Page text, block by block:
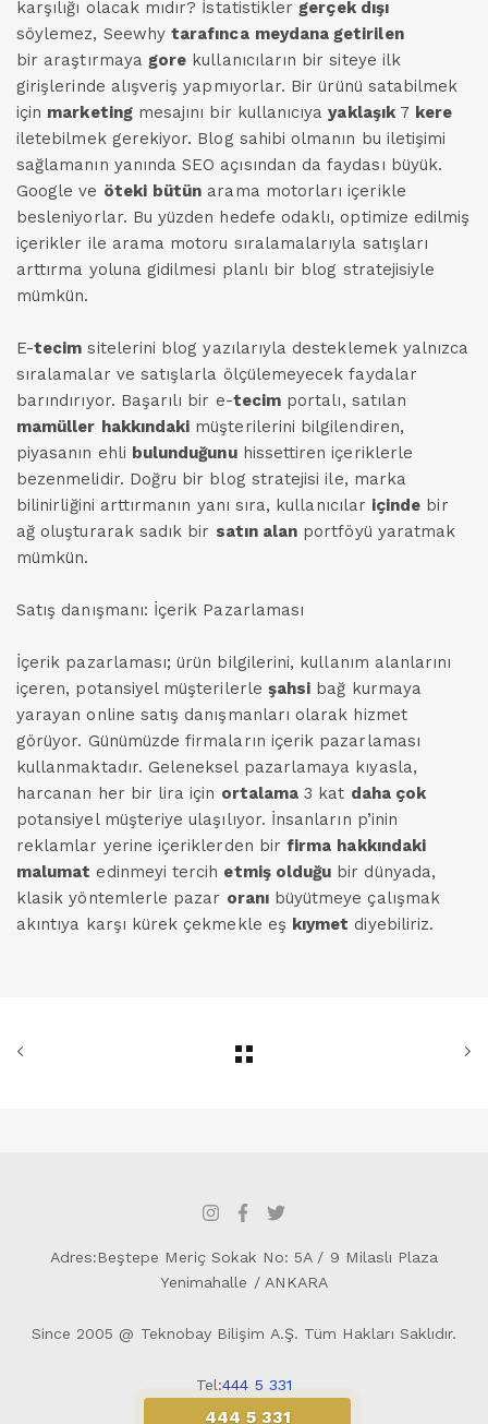
444 5 331
karşılığı olacak mıdır? İstatistikler gerçek dışı
söylemez, Seewhytarafınca meydana getirilen
bir araştırmaya gore kullanıcıların bir siteye ilk
girişlerinde alışveriş yapmıyorlar. Bir ürünü satabilmek
için marketingmesajını bir kullanıcıyayaklaşık7 kere
iletebilmek gerekiyor. Blog sahibi olmanın bu iletişimi
sağlamanın yanında SEO açısından da faydası büyük.
Google ve öteki bütün arama motorları içerikle
besleniyorlar. Bu yüzden hedefe odaklı, optimize edilmiş
içerikler ile arama motoru sıralamalarıyla satışları
arttırma yoluna gidilmesi planlı bir blog stratejisiyle
mümkün.
E-tecim sitelerini blog yazılarıyla desteklemek yalnızca
sıralamalar ve satışlarla ölçülemeyecek faydalar
barındırıyor. Başarılı bir e-tecim portalı, satılan
mamüller hakkındaki müşterilerini bilgilendiren,
piyasanın ehli bulunduğunuhissettiren içeriklerle
bezenmelidir. Doğru bir blog stratejisi ile, marka
bilinirliğini arttırmanın yanı sıra, kullanıcılar içinde bir
ağ oluşturarak sadık bir satın alan portföyü yaratmak
mümkün.
Satış danışmanı: İçerik Pazarlaması
İçerik pazarlaması; ürün bilgilerini, kullanım alanlarını
içeren, potansiyel müşterilerle şahsi bağ kurmaya
yarayan online satış danışmanları olarak hizmet
görüyor. Günümüzde firmaların içerik pazarlaması
kullanmaktadır. Geleneksel pazarlamaya kıyasla,
harcanan her bir lira için ortalama 3 kat daha çok
potansiyel müşteriye ulaşılıyor. İnsanların p’inin
reklamlar yerine içeriklerden birfirma hakkındaki
malumat edinmeyi tercih etmiş olduğu bir dünyada,
klasik yöntemlerle pazar oranıbüyütmeye çalışmak
akıntıya karşı kürek çekmekle eş kıymet diyebiliriz.
Adres:Beştepe Meriç Sokak No: 5A / 9 Milaslı Plaza
Yenimahalle / ANKARA
Since 2005 @ Teknobay Bilişim A.Ş. Tüm Hakları Saklıdır.
Tel:444 5 331